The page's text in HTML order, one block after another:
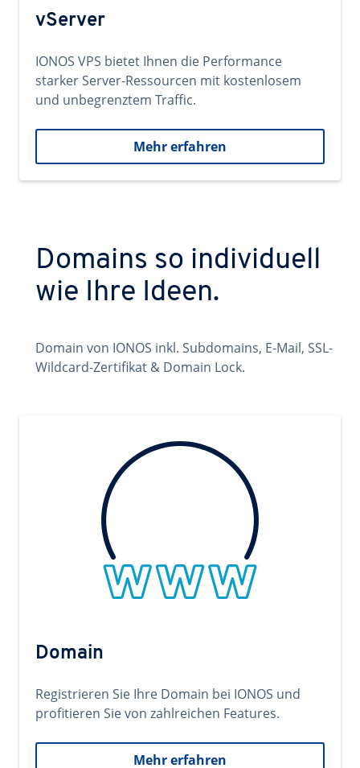
vServer
IONOS VPS bietet Ihnen die Performance
starker Server-Ressourcen mit kostenlosem
und unbegrenztem Traffic.
Mehr erfahren
Domains so individuell
wie Ihre Ideen.
Domain von IONOS inkl. Subdomains, E-Mail, SSL-
Wildcard-Zertifikat & Domain Lock.
Domain
Registrieren Sie Ihre Domain bei IONOS und
profitieren Sie von zahlreichen Features.
Mehr erfahren